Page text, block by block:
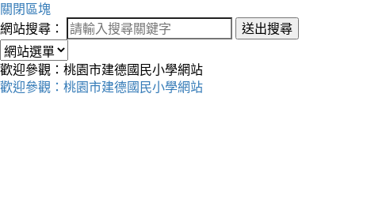
關閉區塊
網站搜尋：
送出搜尋
歡迎參觀：桃園市建德國民小學網站
歡迎參觀：桃園市建德國民小學網站